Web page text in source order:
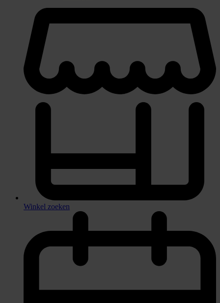
Winkel zoeken